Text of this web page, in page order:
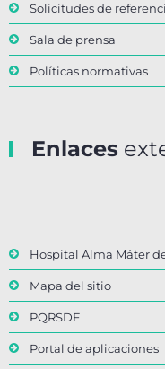
Solicitudes de
Sala de prensa
Políticas normativas
Enlaces
Hospital Alma Máter
Mapa del sitio
PQRSDF
Portal de aplicaciones